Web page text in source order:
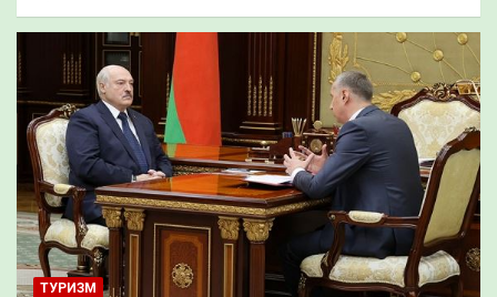
ТУРИЗМ